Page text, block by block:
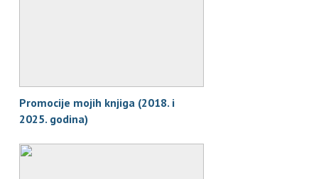
Promocije mojih knjiga (2018. i
2025. godina)